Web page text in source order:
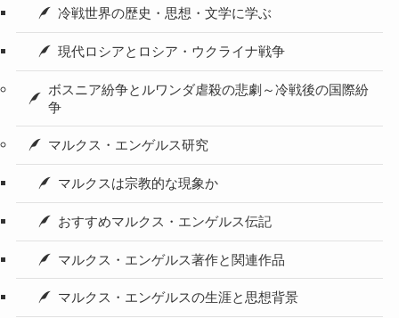
冷戦世界の歴史・思想・文学に学ぶ
現代ロシアとロシア・ウクライナ戦争
ボスニア紛争とルワンダ虐殺の悲劇～冷戦後の国際紛
争
マルクス・エンゲルス研究
マルクスは宗教的な現象か
おすすめマルクス・エンゲルス伝記
マルクス・エンゲルス著作と関連作品
マルクス・エンゲルスの生涯と思想背景